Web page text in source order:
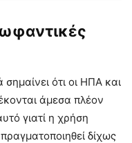
ότι οι ΗΠΑ και
άμεσα πλέον
γιατί η χρήση
δίχως